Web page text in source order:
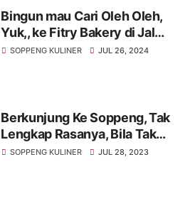
Bingun mau Cari Oleh Oleh,
Yuk,, ke Fitry Bakery di Jalan
Malaka Raya Soppeng
SOPPENG KULINER JUL 26, 2024
Berkunjung Ke Soppeng, Tak
Lengkap Rasanya, Bila Tak
Mampir Di Bebek Sawah
SOPPENG KULINER JUL 28, 2023